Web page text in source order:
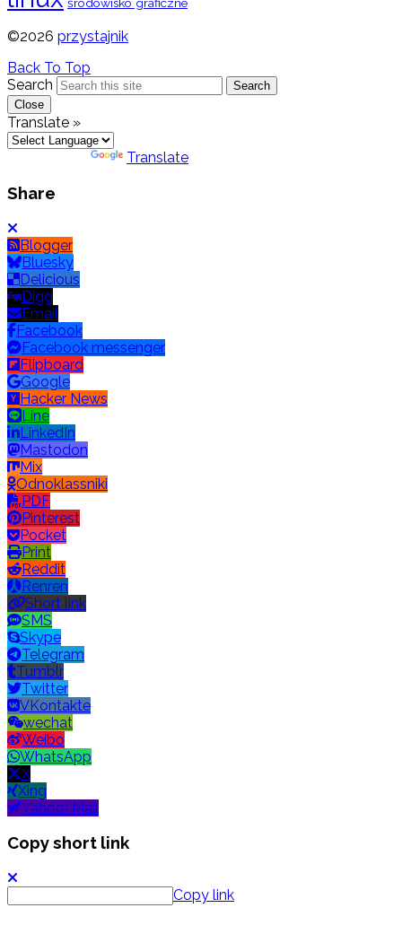
©2026 przystajnik
Back To Top
Search
Search
Close
Translate »
Translate
Share
Blogger
Bluesky
Delicious
Digg
Email
Facebook
Facebook messenger
Flipboard
Google
Hacker News
Line
LinkedIn
Mastodon
Mix
Odnoklassniki
PDF
Pinterest
Pocket
Print
Reddit
Renren
Short link
SMS
Skype
Telegram
Tumblr
Twitter
VKontakte
wechat
Weibo
WhatsApp
X
Xing
Yahoo! Mail
Copy short link
Copy link